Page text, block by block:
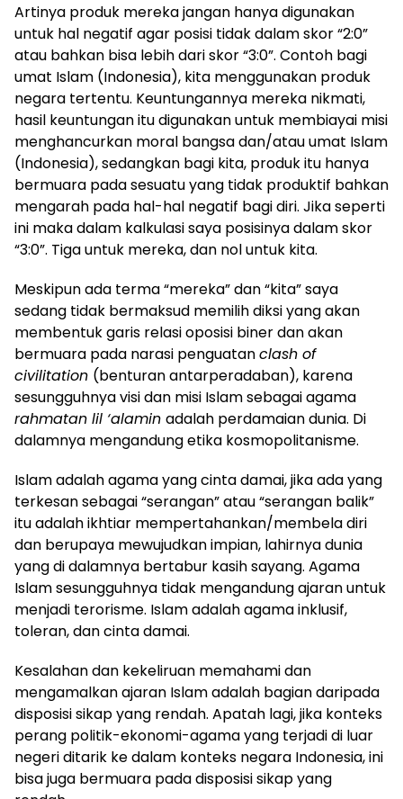
Artinya produk mereka jangan hanya digunakan
untuk hal negatif agar posisi tidak dalam skor “2:0”
atau bahkan bisa lebih dari skor “3:0”. Contoh bagi
umat Islam (Indonesia), kita menggunakan produk
negara tertentu. Keuntungannya mereka nikmati,
hasil keuntungan itu digunakan untuk membiayai misi
menghancurkan moral bangsa dan/atau umat Islam
(Indonesia), sedangkan bagi kita, produk itu hanya
bermuara pada sesuatu yang tidak produktif bahkan
mengarah pada hal-hal negatif bagi diri. Jika seperti
ini maka dalam kalkulasi saya posisinya dalam skor
“3:0”. Tiga untuk mereka, dan nol untuk kita.
Meskipun ada terma “mereka” dan “kita” saya
sedang tidak bermaksud memilih diksi yang akan
membentuk garis relasi oposisi biner dan akan
bermuara pada narasi penguatanclash of
civilitation (benturan antarperadaban), karena
sesungguhnya visi dan misi Islam sebagai agama
rahmatan lil ‘alamin adalah perdamaian dunia. Di
dalamnya mengandung etika kosmopolitanisme.
Islam adalah agama yang cinta damai, jika ada yang
terkesan sebagai “serangan” atau “serangan balik”
itu adalah ikhtiar mempertahankan/membela diri
dan berupaya mewujudkan impian, lahirnya dunia
yang di dalamnya bertabur kasih sayang. Agama
Islam sesungguhnya tidak mengandung ajaran untuk
menjadi terorisme. Islam adalah agama inklusif,
toleran, dan cinta damai.
Kesalahan dan kekeliruan memahami dan
mengamalkan ajaran Islam adalah bagian daripada
disposisi sikap yang rendah. Apatah lagi, jika konteks
perang politik-ekonomi-agama yang terjadi di luar
negeri ditarik ke dalam konteks negara Indonesia, ini
bisa juga bermuara pada disposisi sikap yang